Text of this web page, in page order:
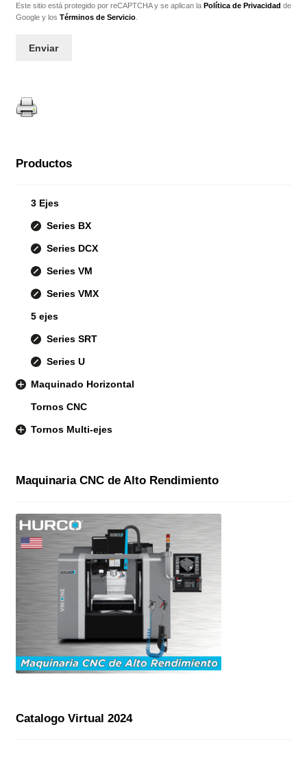
Este sitio está protegido por reCAPTCHA y se aplican la Política de Privacidad de
Google y los Términos de Servicio.
Productos
3 Ejes
Series BX
Series DCX
Series VM
Series VMX
5 ejes
Series SRT
Series U
Maquinado Horizontal
Tornos CNC
Tornos Multi-ejes
Maquinaria CNC de Alto Rendimiento
Catalogo Virtual 2024